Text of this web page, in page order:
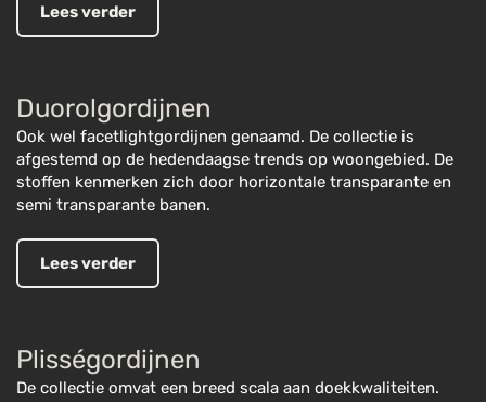
Lees verder
Duorolgordijnen
Ook wel facetlightgordijnen genaamd. De collectie is
afgestemd op de hedendaagse trends op woongebied. De
stoffen kenmerken zich door horizontale transparante en
semi transparante banen.
Lees verder
Plisségordijnen
De collectie omvat een breed scala aan doekkwaliteiten.